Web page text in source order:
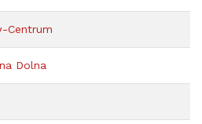
Centrum
Dolna